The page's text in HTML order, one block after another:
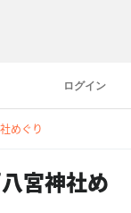
ログイン
めぐり
宮神社め